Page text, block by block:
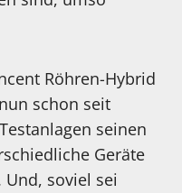
Röhren-Hybrid
schon seit
seinen
Geräte
soviel sei